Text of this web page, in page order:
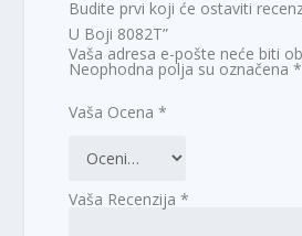
Budite prvi koji će ostaviti
U Boji 8082T”
Vaša adresa e-pošte neće biti
Neophodna polja su označena*
Vaša Ocena*
Vaša Recenzija*